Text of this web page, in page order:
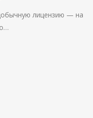
лицензию — на